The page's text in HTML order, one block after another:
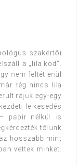
szakértői
a „lila köd”.
nem feltétlenül
rég nincs lila
rájuk egy-egy
lelkesedés
papír nélkül is
tőlünk
hosszabb mint
vettek minket.